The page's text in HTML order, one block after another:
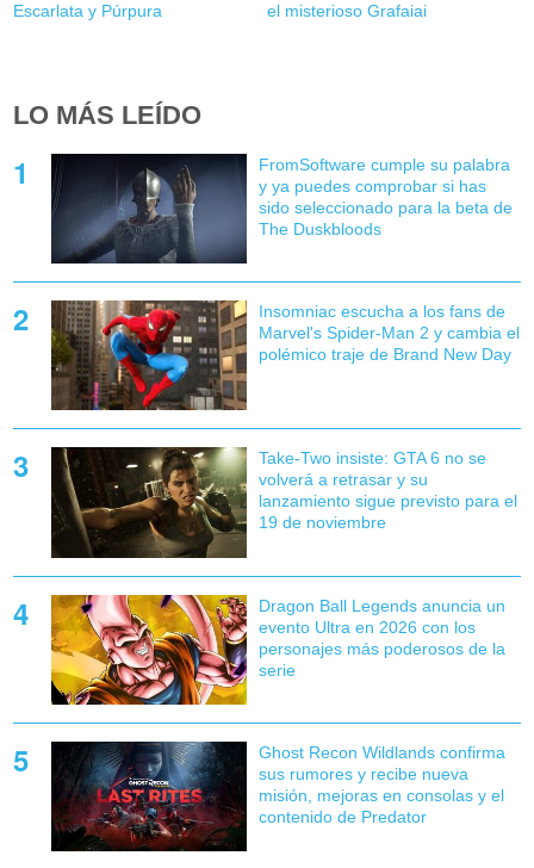
Escarlata y Púrpura
el misterioso Grafaiai
LO MÁS LEÍDO
FromSoftware cumple su palabra
y ya puedes comprobar si has
sido seleccionado para la beta de
The Duskbloods
Insomniac escucha a los fans de
Marvel's Spider-Man 2 y cambia el
polémico traje de Brand New Day
Take-Two insiste: GTA 6 no se
volverá a retrasar y su
lanzamiento sigue previsto para el
19 de noviembre
Dragon Ball Legends anuncia un
evento Ultra en 2026 con los
personajes más poderosos de la
serie
Ghost Recon Wildlands confirma
sus rumores y recibe nueva
misión, mejoras en consolas y el
contenido de Predator